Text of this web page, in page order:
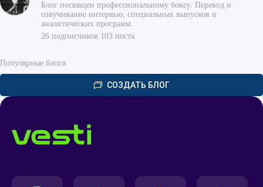
Блог посвящен профессиональному боксу. Перевод и
озвучивание интервью, специальных выпусков и
аналитических программ.
26 подписчиков 103 поста
Популярные блоги
СОЗДАТЬ БЛОГ